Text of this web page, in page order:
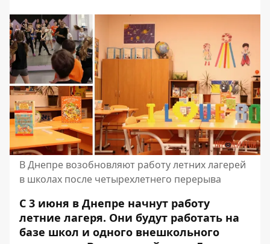
В Днепре возобновляют работу летних лагерей
в школах после четырехлетнего перерыва
С 3 июня в Днепре начнут работу
летние лагеря. Они будут работать на
базе школ и одного внешкольного